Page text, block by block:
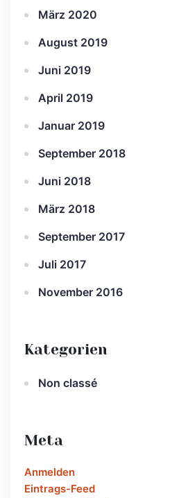
März 2020
August 2019
Juni 2019
April 2019
Januar 2019
September 2018
Juni 2018
März 2018
September 2017
Juli 2017
November 2016
Kategorien
Non classé
Meta
Anmelden
Eintrags-Feed